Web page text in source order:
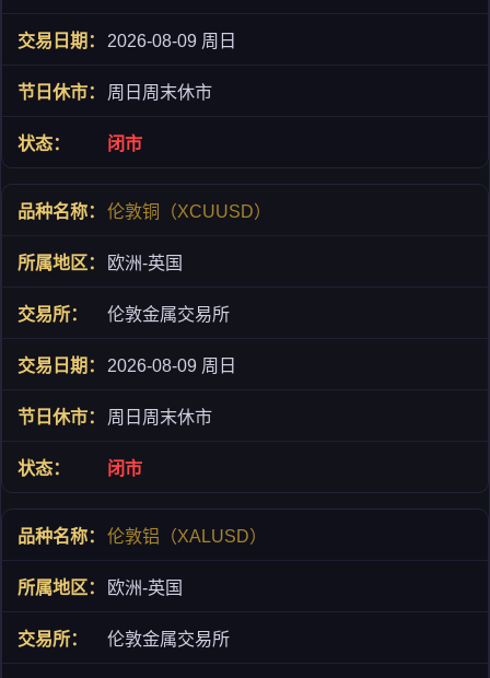
2026-08-09 周日
周日周末休市
闭市
伦敦铜（XCUUSD）
欧洲-英国
伦敦金属交易所
2026-08-09 周日
周日周末休市
闭市
伦敦铝（XALUSD）
欧洲-英国
伦敦金属交易所